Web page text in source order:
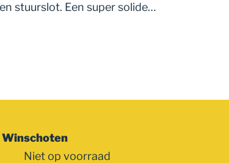
stuurslot. Een super solide…
Winschoten
Niet op voorraad